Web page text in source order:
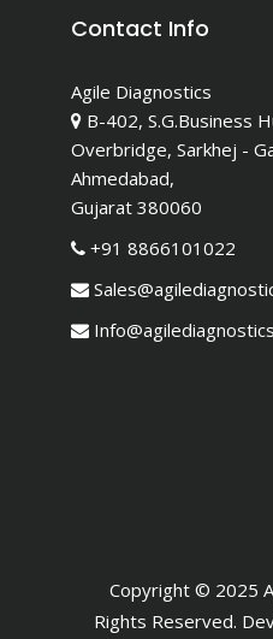
Contact Info
Agile Diagnostics
B-402, S.G.Business
Overbridge, Sarkhej -
Ahmedabad,
Gujarat 380060
+91 8866101022
Copyright © 2025
Rights Reserved.